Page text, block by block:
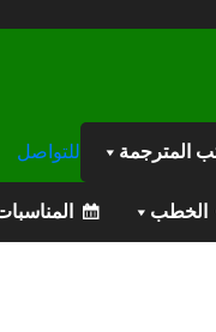
المترجمة للتواصل
الخطب